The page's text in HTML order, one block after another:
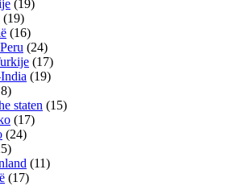
(19)
(19)
(16)
(24)
(17)
(19)
staten (15)
(17)
(24)
(11)
(17)